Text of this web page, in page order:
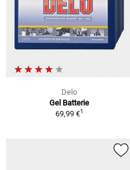
Delo
Gel Batterie
69,99 €1